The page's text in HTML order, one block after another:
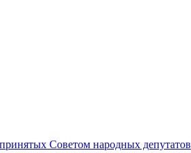
Советом народных депутатов